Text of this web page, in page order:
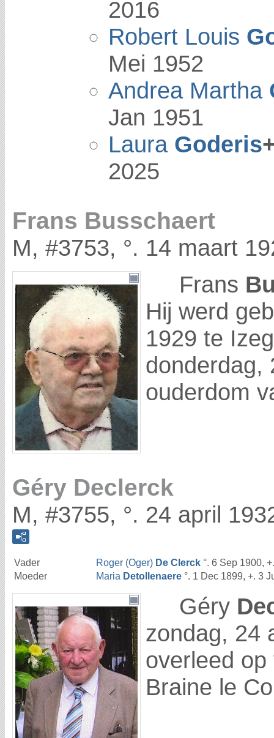
2016
Robert Louis
Mei 1952
Andrea Martha
Jan 1951
Laura Goderis
2025
Frans Busschaert
M, #3753, °. 14 maart
Frans
Hij werd
1929 te
donderdag,
ouderdom
Géry Declerck
M, #3755, °. 24 april
Vader Roger (Oger) De Clerck °. 6 Sep 1900,
Moeder
Maria Detollenaere °. 1 Dec 1899, +. 3
Géry
zondag, 24
overleed
Braine le